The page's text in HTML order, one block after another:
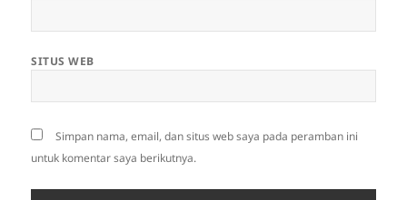
SITUS WEB
Simpan nama, email, dan situs web saya pada peramban ini
untuk komentar saya berikutnya.